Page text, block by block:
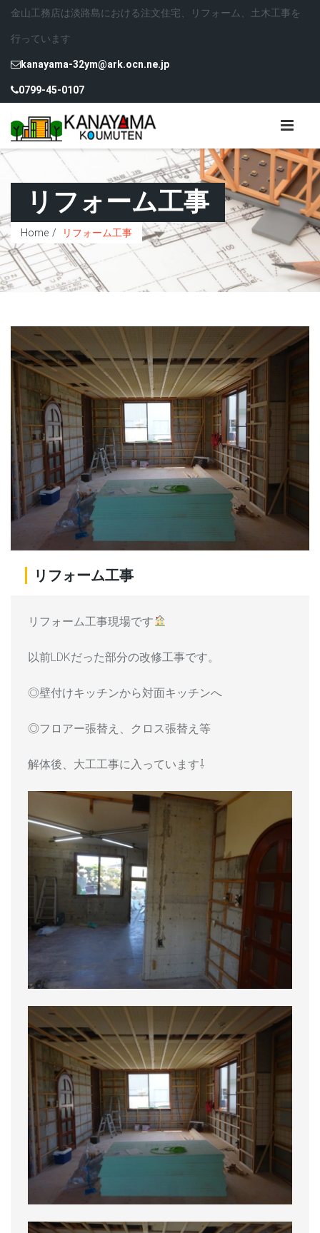
金山工務店は淡路島における注文住宅、リフォーム、土木工事を
行っています
kanayama-32ym@ark.ocn.ne.jp
0799-45-0107
リフォーム工事
Home リフォーム工事
リフォーム工事
リフォーム工事現場です
以前LDKだった部分の改修工事です。
◎壁付けキッチンから対面キッチンへ
◎フロアー張替え、クロス張替え等
解体後、大工工事に入っています⇩